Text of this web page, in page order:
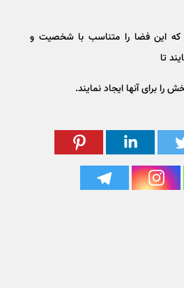
که این فضا را متناسب با شخصیت و
تا
برای آنها ایجاد نمایند.